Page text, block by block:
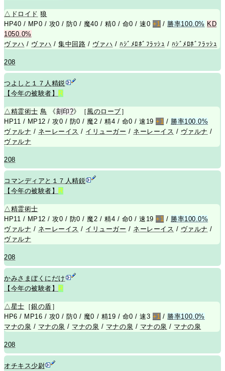
△ ドロイド 狼
HP40 / MP0 / 攻0 / 防0 / 魔40 / 精0 / 命0 / 速0 +1 / 勝率100.0% KD
1050.0%
ヴァハ / ヴァハ /集中回路 / ヴァハ /ﾊｼﾞﾒﾛﾎﾞﾌﾗｯｼｭ / ﾊｼﾞﾒﾛﾎﾞﾌﾗｯｼｭ
208
つよしと１７人精鋭
【今年の被験者】
R
△精霊術士 鳥 《刻印?》［ 風のローブ ］
HP11 / MP12 / 攻0 / 防0 / 魔2 / 精4 / 命0 / 速19+1 / 勝率100.0%
ヴァルナ / ネーレーイス / イリューガー / ネーレーイス / ヴァルナ /
ヴァルナ
208
コマンディアと１７人精鋭
【今年の被験者】 R
△ 精霊術士
HP11 / MP12 / 攻0 / 防0 / 魔2 / 精4 / 命0 / 速19+1 / 勝率100.0%
ヴァルナ / ネーレーイス / イリューガー / ネーレーイス / ヴァルナ /
ヴァルナ
208
かみさまぼくにだけ
【今年の被験者】 R
△ 星士 ［銀の盾 ］
HP6 / MP16 / 攻0 / 防0 / 魔0 / 精19 / 命0 / 速3 +1 / 勝率100.0%
マナの泉 / マナの泉 / マナの泉 / マナの泉 / マナの泉 / マナの泉
208
オチキス少尉